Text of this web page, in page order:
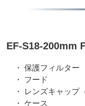
EF-S18-200mm
・ 保護フィルター
・ フード
・ レンズキャップ
・ ケース